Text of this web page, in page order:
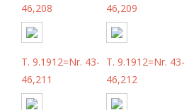
46,208
46,209
T. 9.1912=Nr. 43-
46,211
T. 9.1912=Nr. 43-
46,212